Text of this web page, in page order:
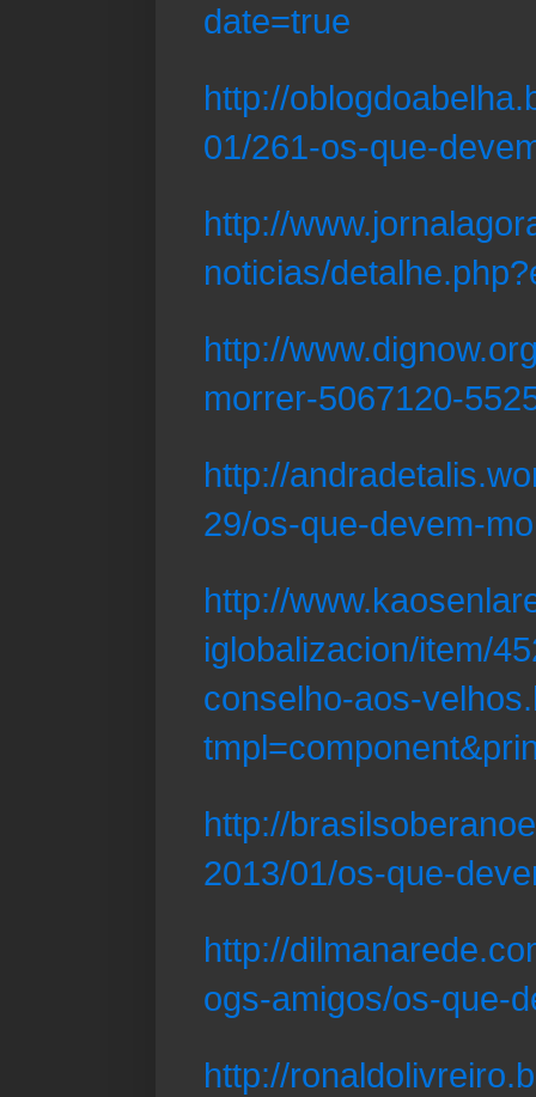
date=true
http://
01/261-os-que-
http://
noticias/
http://
morrer-5067120-
http://
29/os-que-devem-
http://
iglobalizacion/item/
conselho-aos-
http://
2013/01/os-que-
http://
ogs-amigos/os-que-
http://